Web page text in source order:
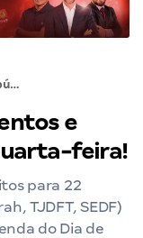
Concursos públicos: eventos e aulas gratuitas desta quarta-feira!
e
feira!
para 22
TJDFT, SEDF)
do Dia de